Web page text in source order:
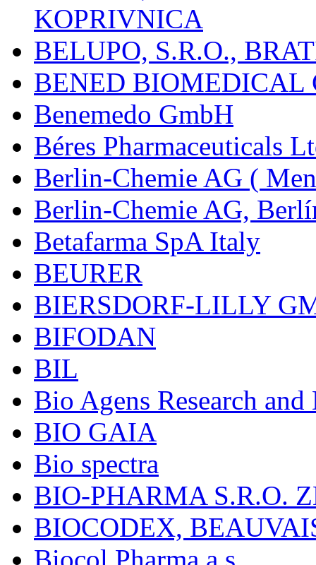
KOPRIVNICA
BELUPO, S.R.O.,
BENED BIOMEDICAL
Benemedo GmbH
Béres Pharmaceuticals
Berlin-Chemie AG (
Berlin-Chemie AG,
Betafarma SpA Italy
BEURER
BIERSDORF-LILLY
BIFODAN
BIL
Bio Agens Research
BIO GAIA
Bio spectra
BIO-PHARMA S.R.O.
BIOCODEX,
Biocol Pharma a.s.